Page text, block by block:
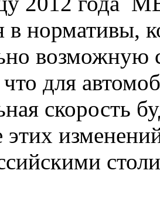
в нормативы,
возможную
для
скорость
этих